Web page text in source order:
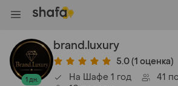
1 дн.
brand.luxury
5.0(1 оценка)
На Шафе 1 год
41